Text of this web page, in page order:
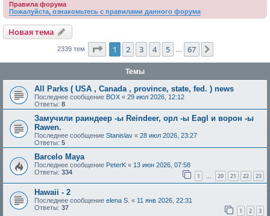
Правила форума
Пожалуйста, ознакомьтесь с правилами данного форума
Новая тема
2339 тем Страница из 67
1 2 3 4 5 67
Темы
All Parks ( USA , Canada , province, state, fed. ) news
Последнее сообщение BOX « 29 июл 2026, 12:12
Ответы: 8
Замучили раиндеер -ы Reindeer, орл -ы Eagl и ворон -ы
Rawen.
Последнее сообщение Stanislav « 28 июл 2026, 23:27
Ответы: 5
Barcelo Maya
Последнее сообщение PeterK « 13 июн 2026, 07:58
Ответы: 334 1 … 20 21 22 23
Hawaii - 2
Последнее сообщение elena S. « 11 янв 2026, 22:31
Ответы: 37 1 2 3